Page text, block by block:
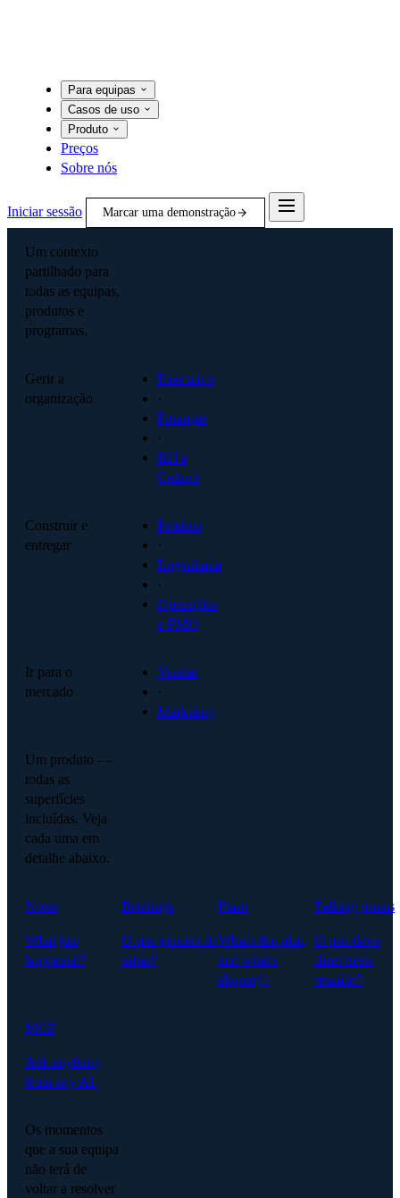
Para equipas
Casos de uso
Produto
Preços
Sobre nós
Iniciar sessão Marcar uma demonstração
Um contexto
partilhado para
todas as equipas,
produtos e
programas.
Gerir a
organização
Executivo
·
Finanças
·
RH e
Cultura
Construir e
entregar
Produto
·
Engenharia
·
Operações
e PMO
Ir para o
mercado
Vendas
·
Marketing
Um produto —
todas as
superfícies
incluídas. Veja
cada uma em
detalhe abaixo.
Notes
What just
happened?
Briefings
O que preciso de
saber?
Plans
What's the plan,
and what's
slipping?
Talking points
O que devo
dizer nesta
reunião?
MCP
Ask anything
from any AI.
Os momentos
que a sua equipa
não terá de
voltar a resolver